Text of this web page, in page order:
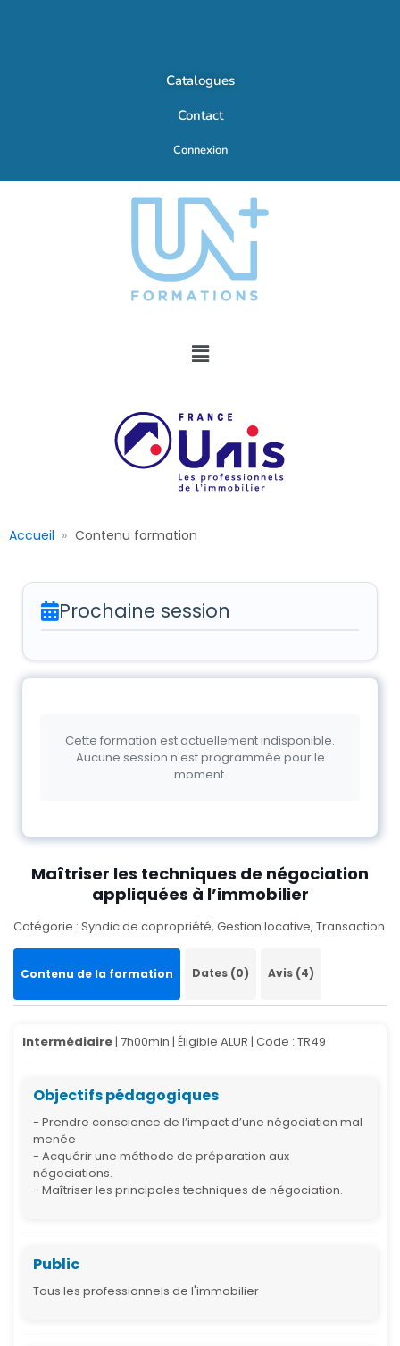
Catalogues
Contact
Connexion
Accueil Contenu formation
Maîtriser les techniques de négociation
appliquées à l’immobilier
Catégorie : Syndic de copropriété, Gestion locative, Transaction
Contenu de la formation Dates (0) Avis (4)
Intermédiaire| 7h00min | Éligible ALUR | Code : TR49
Objectifs pédagogiques
- Prendre conscience de l’impact d’une négociation mal
menée
- Acquérir une méthode de préparation aux
négociations.
- Maîtriser les principales techniques de négociation.
Public
Tous les professionnels de l'immobilier
Prochaine session
Cette formation est actuellement indisponible.
Aucune session n'est programmée pour le
moment.